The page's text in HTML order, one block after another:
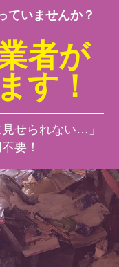
ていませんか？
者が
す！
せられない…」
要！